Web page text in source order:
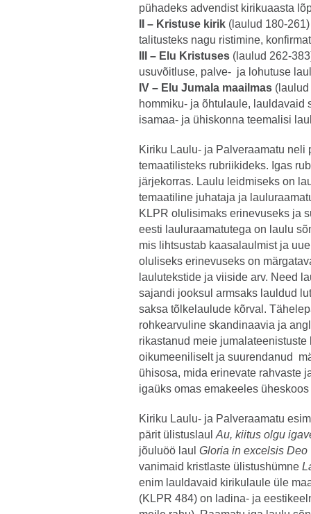
pühadeks advendist kirikuaasta
II – Kristuse kirik (laulud 180-
talitusteks nagu ristimine,
III – Elu Kristuses (laulud 262-
usuvõitluse, palve- ja lohutuse
IV – Elu Jumala maailmas
hommiku- ja õhtulaule, lauldavaid
isamaa- ja ühiskonna teemalisi
Kiriku Laulu- ja Palveraamatu neli
temaatilisteks rubriikideks. Igas
järjekorras. Laulu leidmiseks on
temaatiline juhataja ja
KLPR olulisimaks erinevuseks ja
eesti lauluraamatutega on laulu
mis lihtsustab kaasalaulmist ja
oluliseks erinevuseks on
laulutekstide ja viiside arv. Need
sajandi jooksul armsaks lauldud
saksa tõlkelaulude kõrval.
rohkearvuline skandinaavia ja
rikastanud meie
oikumeeniliselt ja suurendanud
ühisosa, mida erinevate rahvaste
igaüks omas emakeeles
Kiriku Laulu- ja Palveraamatu
pärit ülistuslaul Au, kiitus olgu
jõuluöö laul Gloria in excelsis Deo
vanimaid kristlaste ülistushümne
enim lauldavaid kirikulaule üle
(KLPR 484) on ladina- ja